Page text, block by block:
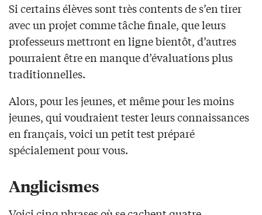
Si certains élèves sont très contents de s’en tirer
avec un projet comme tâche finale, que leurs
professeurs mettront en ligne bientôt, d’autres
pourraient être en manque d’évaluations plus
traditionnelles.
Alors, pour les jeunes, et même pour les moins
jeunes, qui voudraient tester leurs connaissances
en français, voici un petit test préparé
spécialement pour vous.
Anglicismes